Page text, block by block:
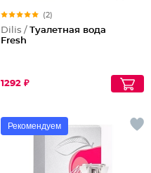
(2)
Dilis / Туалетная вода
Fresh
1292 ₽
Рекомендуем